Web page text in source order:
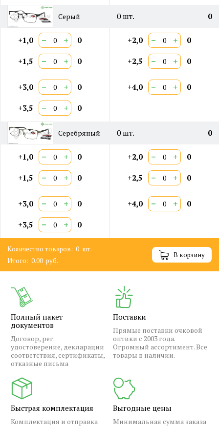
Серый 0шт. 0
+1,0 − + 0
+1,5 − + 0
+2,0 − + 0
+2,5 − + 0
+3,0 − + 0
+3,5 − + 0
+4,0 − + 0
Серебряный 0шт. 0
+1,0 − + 0
+1,5 − + 0
+2,0 − + 0
+2,5 − + 0
+3,0 − + 0
+3,5 − + 0
+4,0 − + 0
Количество товаров: 0 шт.
Итого: 0.00 руб.
В корзину
Полный пакет
документов
Договор, рег.
удостоверение, декларации
соответствия, сертификаты,
отказные письма
Поставки
Прямые поставки очковой
оптики с 2003 года.
Огромный ассортимент. Все
товары в наличии.
Быстрая комплектация
Комплектация и отправка
Выгодные цены
Минимальная сумма заказа